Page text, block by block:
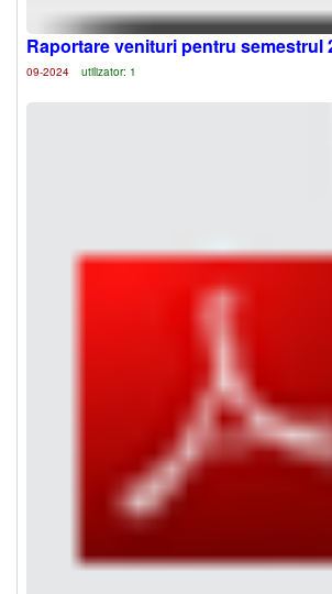
Raportare venituri pentru semestrul
09-2024
utilizator: 1